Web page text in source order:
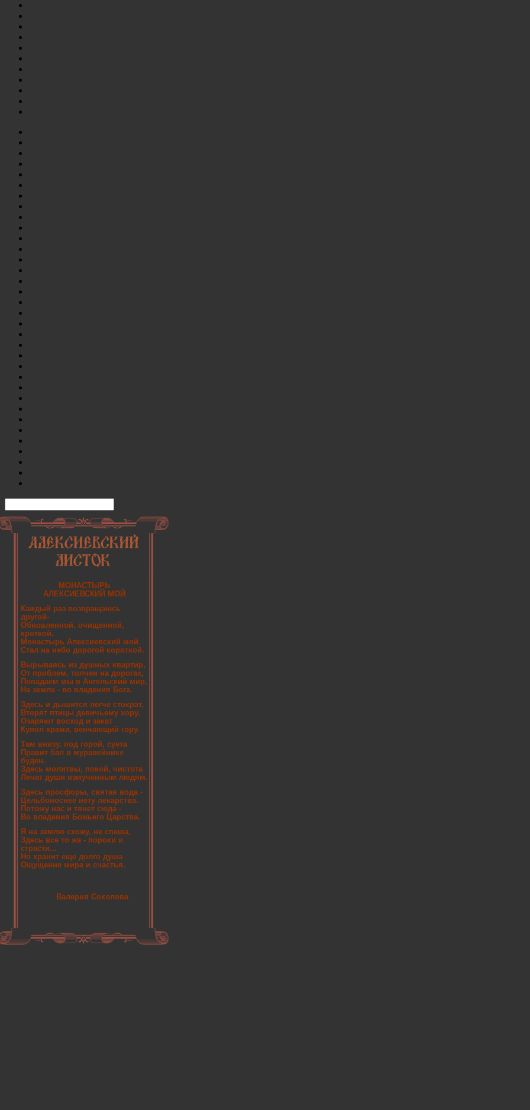
МОНАСТЫРЬ
АЛЕКСИЕВСКИЙ МОЙ
Каждый раз возвращаюсь
другой-
Обновленной, очищенной,
кроткой.
Монастырь Алексиевский мой
Стал на небо дорогой короткой.
Вырываясь из душных квартир,
От проблем, толчеи на дорогах,
Попадаем мы в Ангельский мир,
На земле - во владения Бога.
Здесь и дышится легче стократ,
Вторят птицы девичьему хору.
Озаряют восход и закат
Купол храма, венчающий гору.
Там внизу, под горой, суета
Правит бал в муравейнике
буден.
Здесь молитвы, покой, чистота
Лечат души измученным людям.
Здесь просфоры, святая вода -
Цельбоноснее нету лекарства.
Потому нас и тянет сюда -
Во владения Божьего Царства.
Я на землю схожу, не спеша,
Здесь все то же - пороки и
страсти...
Но хранит еще долго душа
Ощущение мира и счастья.
Валерия Соколова